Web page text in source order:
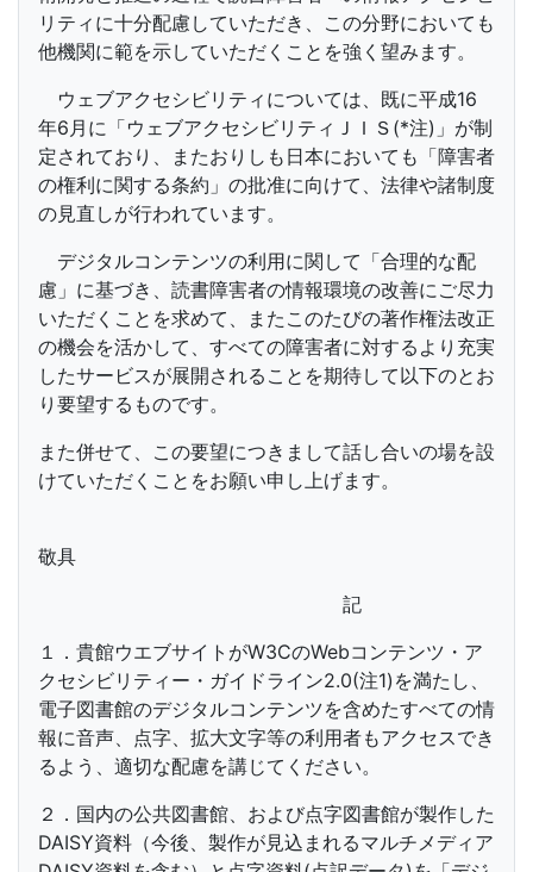
リティに十分配慮していただき、この分野においても
他機関に範を示していただくことを強く望みます。
ウェブアクセシビリティについては、既に平成16
年6月に「ウェブアクセシビリティＪＩＳ(*注)」が制
定されており、またおりしも日本においても「障害者
の権利に関する条約」の批准に向けて、法律や諸制度
の見直しが行われています。
デジタルコンテンツの利用に関して「合理的な配
慮」に基づき、読書障害者の情報環境の改善にご尽力
いただくことを求めて、またこのたびの著作権法改正
の機会を活かして、すべての障害者に対するより充実
したサービスが展開されることを期待して以下のとお
り要望するものです。
また併せて、この要望につきまして話し合いの場を設
けていただくことをお願い申し上げます。
敬具
記
１．貴館ウエブサイトがW3CのWebコンテンツ・ア
クセシビリティー・ガイドライン2.0(注1)を満たし、
電子図書館のデジタルコンテンツを含めたすべての情
報に音声、点字、拡大文字等の利用者もアクセスでき
るよう、適切な配慮を講じてください。
２．国内の公共図書館、および点字図書館が製作した
DAISY資料（今後、製作が見込まれるマルチメディア